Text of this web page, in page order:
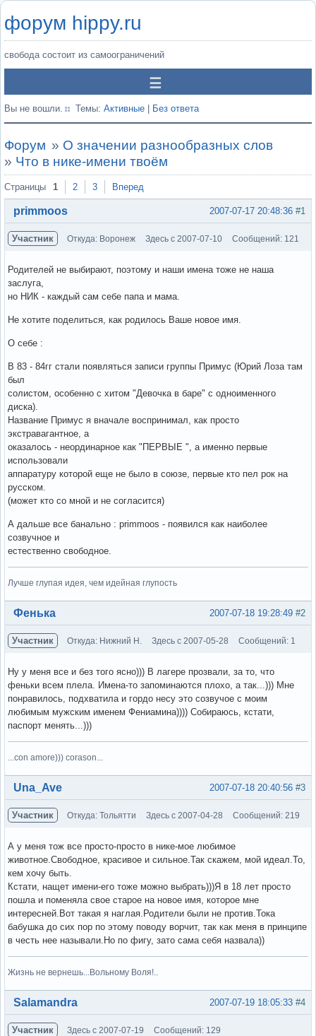
форум hippy.ru
свобода состоит из самоограничений
Вы не вошли. Темы: Активные Без ответа
Форум » О значении разнообразных слов
» Что в нике-имени твоём
Страницы 1 2 3 Вперед
#1
2007-07-17 20:48:36
primmoos
Участник Откуда: Воронеж Здесь с 2007-07-10 Сообщений: 121
Родителей не выбирают, поэтому и наши имена тоже не наша
заслуга,
но НИК - каждый сам себе папа и мама.
Не хотите поделиться, как родилось Ваше новое имя.
О себе :
В 83 - 84гг стали появляться записи группы Примус (Юрий Лоза там
был
солистом, особенно с хитом "Девочка в баре" с одноименного
диска).
Название Примус я вначале воспринимал, как просто
экстравагантное, а
оказалось - неординарное как "ПЕРВЫЕ ", а именно первые
использовали
аппаратуру которой еще не было в союзе, первые кто пел рок на
русском.
(может кто со мной и не согласится)
А дальше все банально : primmoos - появился как наиболее
созвучное и
естественно свободное.
Лучше глупая идея, чем идейная глупость
Вне форума #2
2007-07-18 19:28:49
Фенька
Участник Откуда: Нижний Н. Здесь с 2007-05-28 Сообщений: 1
Ну у меня все и без того ясно))) В лагере прозвали, за то, что
феньки всем плела. Имена-то запоминаются плохо, а так...))) Мне
понравилось, подхватила и гордо несу это созвучое с моим
любимым мужским именем Фениамина)))) Собираюсь, кстати,
паспорт менять...)))
...con amore))) corason...
Вне форума #3
2007-07-18 20:40:56
Una_Ave
Участник Откуда: Тольятти Здесь с 2007-04-28 Сообщений: 219
А у меня тож все просто-просто в нике-мое любимое
животное.Свободное, красивое и сильное.Так скажем, мой идеал.То,
кем хочу быть.
Кстати, нащет имени-его тоже можно выбрать)))Я в 18 лет просто
пошла и поменяла свое старое на новое имя, которое мне
интересней.Вот такая я наглая.Родители были не против.Тока
бабушка до сих пор по этому поводу ворчит, так как меня в принципе
в честь нее называли.Но по фигу, зато сама себя назвала))
Жизнь не вернешь...Вольному Воля!..
Вне форума #4
2007-07-19 18:05:33
Salamandra
Участник Здесь с 2007-07-19 Сообщений: 129